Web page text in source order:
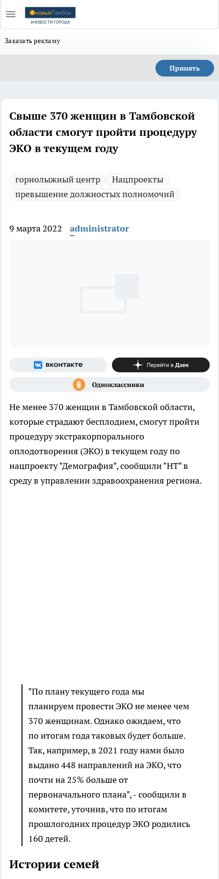
Заказать рекламу
Принять
Свыше 370 женщин в Тамбовской
области смогут пройти процедуру
ЭКО в текущем году
горнолыжный центр
Нацпроекты
превышение должностых полномочий
9 марта 2022 administrator
Не менее 370 женщин в Тамбовской области,
которые страдают бесплодием, смогут пройти
процедуру экстракорпорального
оплодотворения (ЭКО) в текущем году по
нацпроекту "Демография", сообщили "НТ" в
среду в управлении здравоохранения региона.
"По плану текущего года мы
планируем провести ЭКО не менее чем
370 женщинам. Однако ожидаем, что
по итогам года таковых будет больше.
Так, например, в 2021 году нами было
выдано 448 направлений на ЭКО, что
почти на 25% больше от
первоначального плана", - сообщили в
комитете, уточнив, что по итогам
прошлогодних процедур ЭКО родились
160 детей.
Истории семей